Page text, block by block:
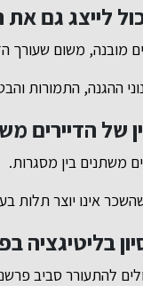
לייצג גם את
מובנה, משום
ההגנה, התמורות
הדיירים
משתנים בין מסגרות.
אינו יוצר תלות
בליטיגציה
להתעורר סביב